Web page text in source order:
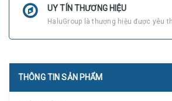
UY TÍN THƯƠNG HIỆU
HaluGroup là thương hiệu được yêu
THÔNG TIN SẢN PHẨM